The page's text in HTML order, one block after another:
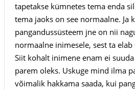
tapetakse kümnetes tema enda
tema jaoks on see normaalne. Ja
pangandussüsteem jne on nii
normaalne inimesele, sest ta elab
Siit kohalt inimene enam ei
parem oleks. Uskuge mind ilma
võimalik hakkama saada, kui